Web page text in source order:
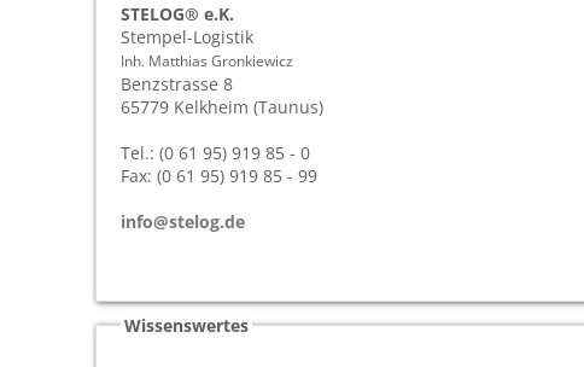
STELOG® e.K.
Stempel-Logistik
Inh. Matthias Gronkiewicz
Benzstrasse 8
65779 Kelkheim (Taunus)
Tel.: (0 61 95) 919 85 - 0
Fax: (0 61 95) 919 85 - 99
info@stelog.de
Wissenswertes